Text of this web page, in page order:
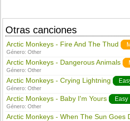
Otras canciones
Arctic Monkeys - Fire And The Thud
Género:Other
Arctic Monkeys - Dangerous Animals
Género:Other
Arctic Monkeys - Crying Lightning
Género:Other
Arctic Monkeys - Baby I'm Yours Easy
Género:Other
Arctic Monkeys - When The Sun Goes